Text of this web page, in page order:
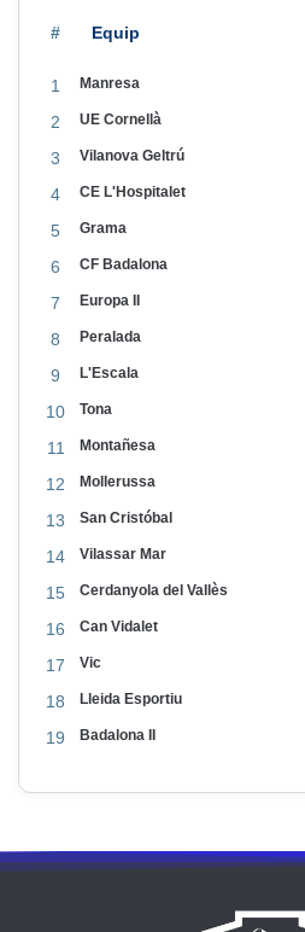
e
#
1 Manresa
2 UE Cornellà
3 Vilanova Geltrú
4 CE L'Hospitalet
5 Grama
6 CF Badalona
7 Europa II
8 Peralada
9 L'Escala
10 Tona
11 Montañesa
12 Mollerussa
13 San Cristóbal
14 Vilassar Mar
15 Cerdanyola del Vallès
16 Can Vidalet
17 Vic
18 Lleida Esportiu
19 Badalona II